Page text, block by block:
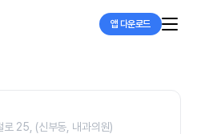
앱 다운로드
로 25, (신부동, 내과의원)